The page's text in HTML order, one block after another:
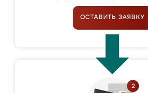
ОСТАВИТЬ ЗАЯВКУ